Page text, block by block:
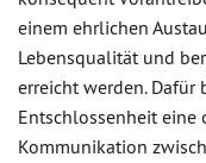
einem ehrlichen
Lebensqualität und
erreicht werden. Dafür
Entschlossenheit eine
Kommunikation